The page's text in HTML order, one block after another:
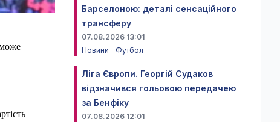
Барселоною: деталі сенсаційного
трансферу
07.08.2026 13:01
Новини
Футбол
Ліга Європи. Георгій Судаков
відзначився гольовою передачею
за Бенфіку
07.08.2026 12:01